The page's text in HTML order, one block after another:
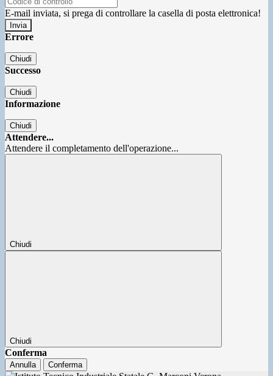
E-mail inviata, si prega di controllare la casella di posta elettronica!
Errore
Chiudi
Successo
Chiudi
Informazione
Chiudi
Attendere...
Attendere il completamento dell'operazione...
Chiudi
Chiudi
Conferma
Annulla Conferma